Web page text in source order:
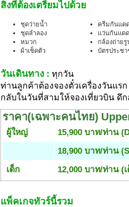
สิ่งที่ต้องเตรียมไปด้วย
ชุดว่ายน้ำ
ชุดลำลอง
หมวก
ผ้าเช็ดตัว
ครีมกันแด
แว่นกันแดด
กล้องถ่ายรู
บัตรประช
วันเดินทาง : ทุกวัน
ท่านลูกค้าต้องจองตั๋วเครื่องวันแร
กลับในวันที่สามให้จองเที่ยวบิน ดึ
ราคา(เฉพาะคนไทย)
ผู้ใหญ่
15,900 บาท/ท่าน
18,900 บาท/ท่าน
เด็ก
12,000 บาท/ท่าน (
แพ็คเกจทัวร์นี้รวม